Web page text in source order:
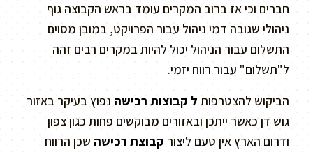
חברים וכי אז ברוב המקרים עומד בראש הקבוצה גוף
ניהולי שגובה דמי ניהול עבור הפרויקט, במובן מסוים
התשלום עבור הניהול יכול להיות במקרים רבים זהה
ל"תשלום" עבור רווח יזמי.
הביקוש להצטרפות ל קבוצות רכישה נפוץ בעיקר באזור
גוש דן כאשר ייתכן ובאזורים מבוקשים פחות כגון צפון
ודרום הארץ אין טעם ליצור קבוצת רכישה שכן הרווח